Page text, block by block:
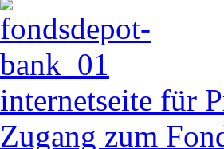
internetseite für
Zugang zum